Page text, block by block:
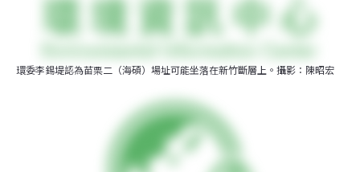
環委李錫堤認為苗栗二（海碩）場址可能坐落在新竹斷層上。攝影：陳昭宏